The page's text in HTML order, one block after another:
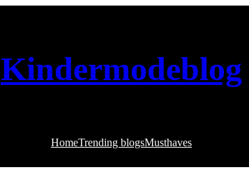
Kindermodeblog
HomeTrending blogsMusthaves